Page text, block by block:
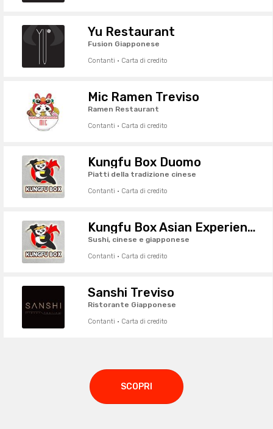
Yu Restaurant
Fusion Giapponese
Contanti · Carta di credito
Mic Ramen Treviso
Ramen Restaurant
Contanti · Carta di credito
Kungfu Box Duomo
Piatti della tradizione cinese
Contanti · Carta di credito
Kungfu Box Asian Experience
Sushi, cinese e giapponese
Contanti · Carta di credito
Sanshi Treviso
Ristorante Giapponese
Contanti · Carta di credito
SCOPRI